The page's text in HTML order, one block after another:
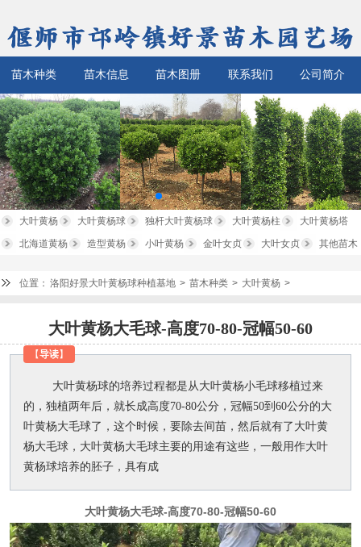
苗木种类 苗木信息 苗木图册 联系我们 公司简介
大叶黄杨 大叶黄杨球 独杆大叶黄杨球 大叶黄杨柱
大叶黄杨塔
北海道黄杨
造型黄杨 小叶黄杨 金叶女贞 大叶女贞 其他苗木
位置： 洛阳好景大叶黄杨球种植基地 > 苗木种类 > 大叶黄杨 >
大叶黄杨大毛球-高度70-80-冠幅50-60
【导读】
大叶黄杨球的培养过程都是从大叶黄杨小毛球移植过来
的，独植两年后，就长成高度70-80公分，冠幅50到60公分的大
叶黄杨大毛球了，这个时候，要除去间苗，然后就有了大叶黄
杨大毛球，大叶黄杨大毛球主要的用途有这些，一般用作大叶
黄杨球培养的胚子，具有成
大叶黄杨大毛球-高度70-80-冠幅50-60